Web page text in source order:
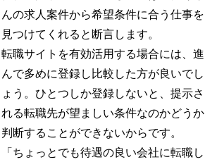
んの求人案件から希望条件に合う仕事を
見つけてくれると断言します。
転職サイトを有効活用する場合には、進
んで多めに登録し比較した方が良いでし
ょう。ひとつしか登録しないと、提示さ
れる転職先が望ましい条件なのかどうか
判断することができないからです。
「ちょっとでも待遇の良い会社に転職し